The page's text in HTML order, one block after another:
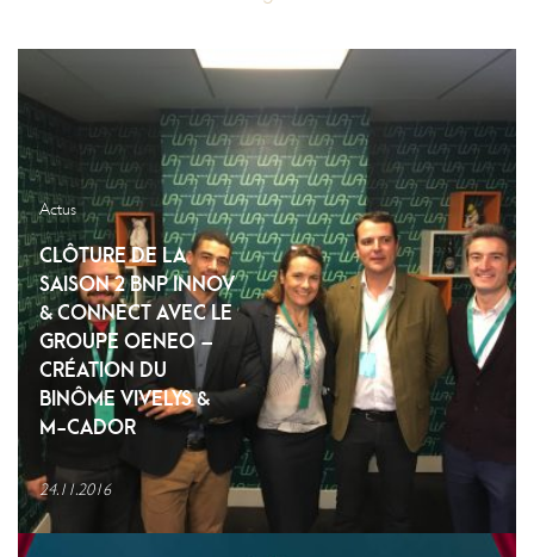
Actus
CLÔTURE DE LA
SAISON 2 BNP INNOV
& CONNECT AVEC LE
GROUPE OENEO –
CRÉATION DU
BINÔME VIVELYS &
M-CADOR
24.11.2016